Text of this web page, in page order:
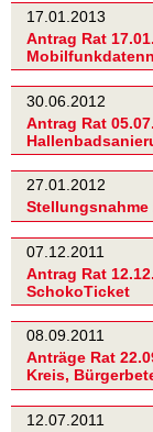
17.01.2013
Antrag Rat
30.06.2012
Antrag Rat
27.01.2012
Stellungsnahme
07.12.2011
Antrag Rat
SchokoTicket
08.09.2011
Anträge Rat
Kreis,
12.07.2011